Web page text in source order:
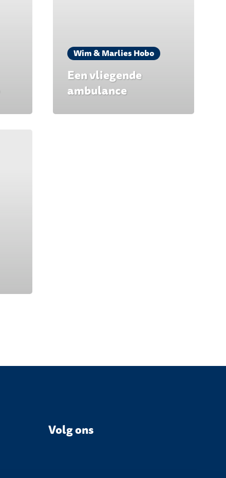
Wim & Marlies Hobo
Een vliegende
ambulance
Volg ons